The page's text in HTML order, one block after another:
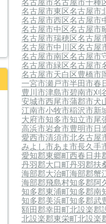
名古屋市東区名古屋市
名古屋市西区名古屋市
名古屋市中区名古屋市
名古屋市瑞穂区名古屋
名古屋市中川区名古屋
名古屋市南区名古屋市
名古屋市緑区名古屋市
名古屋市天白区豊橋市
一宮市瀬戸市半田市春
豊川市津島市碧南市刈
安城市西尾市蒲郡市犬
江南市小牧市稲沢市新
大府市知多市知立市尾
高浜市岩倉市豊明市日
愛西市清須市北名古屋
みよし市あま市長久手
愛知郡東郷町西春日井
丹羽郡大口町丹羽郡扶
海部郡大治町海部郡蟹
海部郡飛島村知多郡阿
知多郡東浦町知多郡南
知多郡美浜町知多郡武
額田郡幸田町北設楽郡
北設楽郡東栄町北設楽